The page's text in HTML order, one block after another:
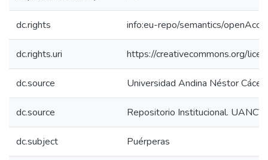
dc.rights info:eu-repo/semantics/
dc.rights.uri https://creativecommons.org/
dc.source Universidad Andina Néstor
dc.source Repositorio Institucional. UANCV
dc.subject Puérperas